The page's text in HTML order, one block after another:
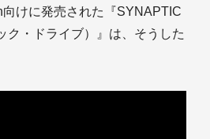
けに発売された『SYNAPTIC
ク・ドライブ）』は、そうした